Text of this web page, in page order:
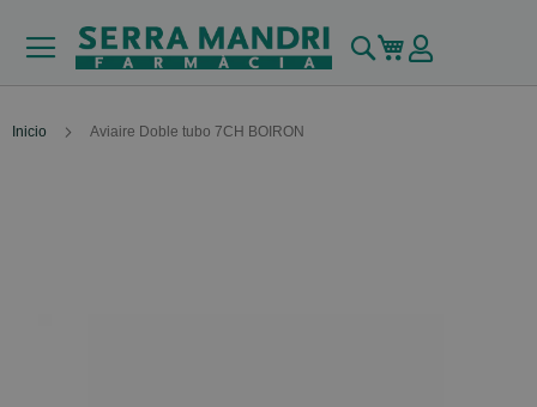
Buscar
Mi carrito
Inicio Aviaire Doble tubo 7CH BOIRON